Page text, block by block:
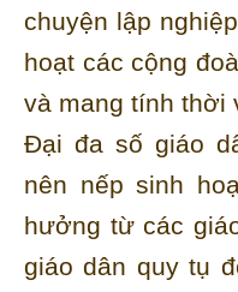
chuyện lập
hoạt các cộng
và mang tính thời
Đại đa số giáo
nên nếp sinh
hưởng từ các
giáo dân quy tụ